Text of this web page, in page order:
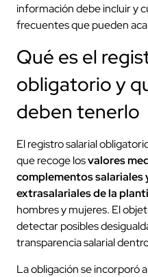
información debe incluir y
frecuentes que pueden
Qué es el
obligatorio y
deben tenerlo
El registro salarial
que recoge losvalores
complementos salariales
extrasalariales de la
hombres y mujeres. El
detectar posibles
transparencia salarial
La obligación se incorporó